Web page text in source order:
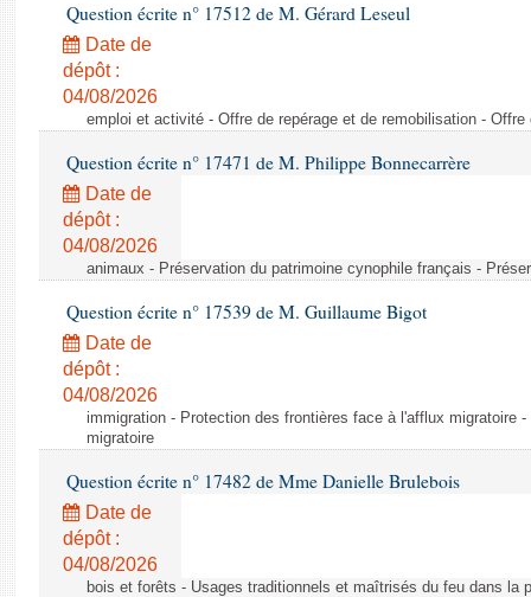
Question écrite n° 17512 de M. Gérard Leseul
Date de
dépôt :
04/08/2026
emploi et activité - Offre de repérage et de remobilisation -
Question écrite n° 17471 de M. Philippe Bonnecarrère
Date de
dépôt :
04/08/2026
animaux - Préservation du patrimoine cynophile français -
Question écrite n° 17539 de M. Guillaume Bigot
Date de
dépôt :
04/08/2026
immigration - Protection des frontières face à l'afflux migratoire
migratoire
Question écrite n° 17482 de Mme Danielle Brulebois
Date de
dépôt :
04/08/2026
bois et forêts - Usages traditionnels et maîtrisés du feu dans la